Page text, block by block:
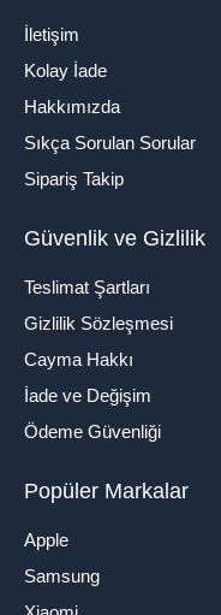
İletişim
Kolay İade
Hakkımızda
Sıkça Sorulan Sorular
Sipariş Takip
Güvenlik ve Gizlilik
Teslimat Şartları
Gizlilik Sözleşmesi
Cayma Hakkı
İade ve Değişim
Ödeme Güvenliği
Popüler Markalar
Apple
Samsung